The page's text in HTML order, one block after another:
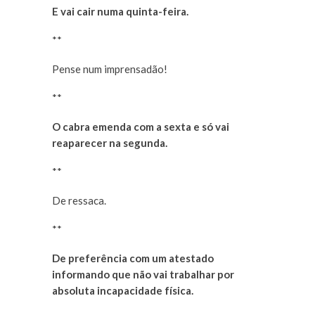
E vai cair numa quinta-feira.
**
Pense num imprensadão!
**
O cabra emenda com a sexta e só vai
reaparecer na segunda.
**
De ressaca.
**
De preferência com um atestado
informando que não vai trabalhar por
absoluta incapacidade física.